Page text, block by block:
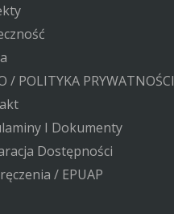
/ POLITYKA PRYWATNOŚCI
I Dokumenty
Dostępności
/ EPUAP